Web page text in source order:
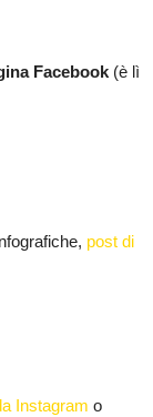
Facebook (è lì
post di
Instagram o